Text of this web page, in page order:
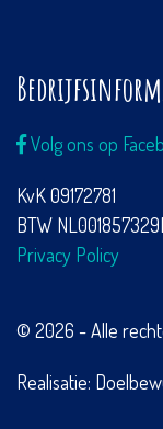
Volg ons op
KvK 09172781
BTW
Privacy Policy
© 2026 - Alle
Realisatie: